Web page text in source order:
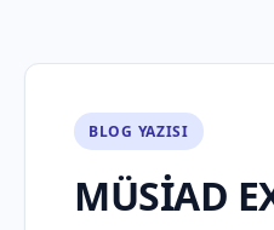
BLOG YAZISI
MÜSİAD